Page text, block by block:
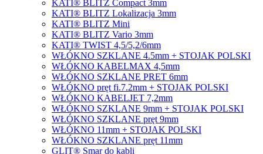
KATI® BLITZ Compact 3mm
KATI® BLITZ Lokalizacja 3mm
KATI® BLITZ Mini
KATI® BLITZ Vario 3mm
KATI® TWIST 4,5/5,2/6mm
WŁÓKNO SZKLANE 4.5mm + STOJAK POLSKI
WŁÓKNO KABELMAX 4,5mm
WŁÓKNO SZKLANE PRET 6mm
WŁÓKNO pręt fi.7.2mm + STOJAK POLSKI
WŁÓKNO KABELJET 7,2mm
WŁÓKNO SZKLANE 9mm + STOJAK POLSKI
WŁÓKNO SZKLANE pręt 9mm
WŁÓKNO 11mm + STOJAK POLSKI
WŁÓKNO SZKLANE pręt 11mm
GLIT® Smar do kabli